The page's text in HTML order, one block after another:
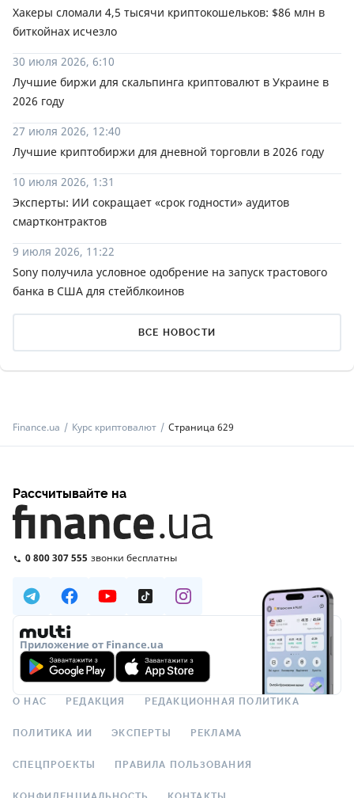
Хакеры сломали 4,5 тысячи криптокошельков: $86 млн в
биткойнах исчезло
30 июля 2026, 6:10
Лучшие биржи для скальпинга криптовалют в Украине в
2026 году
27 июля 2026, 12:40
Лучшие криптобиржи для дневной торговли в 2026 году
10 июля 2026, 1:31
Эксперты: ИИ сокращает «срок годности» аудитов
смартконтрактов
9 июля 2026, 11:22
Sony получила условное одобрение на запуск трастового
банка в США для стейблкоинов
ВСЕ НОВОСТИ
Finance.ua Курс криптовалют Страница 629
Рассчитывайте на
0 800 307 555 звонки бесплатны
Приложение от Finance.ua
О НАС РЕДАКЦИЯ РЕДАКЦИОННАЯ ПОЛИТИКА
ПОЛИТИКА ИИ ЭКСПЕРТЫ РЕКЛАМА
СПЕЦПРОЕКТЫ ПРАВИЛА ПОЛЬЗОВАНИЯ